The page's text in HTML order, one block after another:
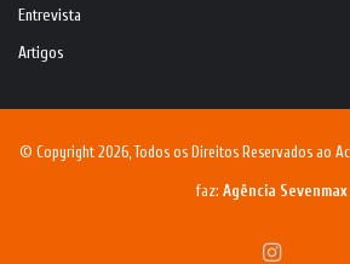
Entrevista
Artigos
© Copyright 2026, Todos os Direitos Reservados ao
faz: Agência Sevenmax